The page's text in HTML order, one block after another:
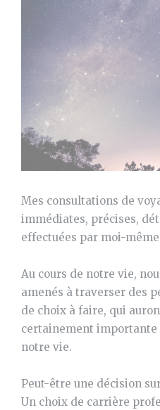
Mes consultations de
immédiates, précises,
effectuées par moi-
Au cours de notre vie,
amenés à traverser des
de choix à faire, qui
certainement importante
notre vie.
Peut-être une décision
Un choix de carrière